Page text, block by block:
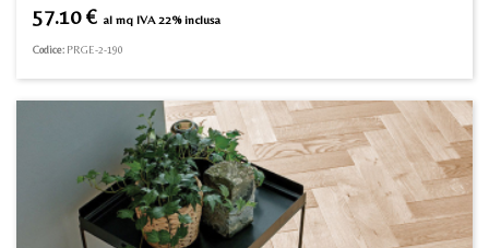
57.10€ al mq IVA 22% inclusa
Codice: PRGE-2-190